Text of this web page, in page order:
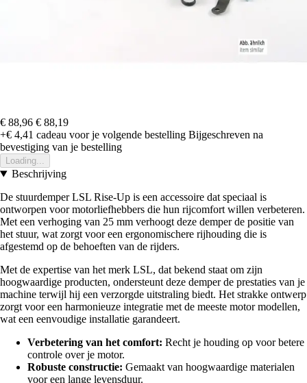
€ 88,96 € 88,19
+€ 4,41 cadeau voor je volgende bestelling Bijgeschreven na
bevestiging van je bestelling
Loading...
Beschrijving
De stuurdemper LSL Rise-Up is een accessoire dat speciaal is
ontworpen voor motorliefhebbers die hun rijcomfort willen verbeteren.
Met een verhoging van 25 mm verhoogt deze demper de positie van
het stuur, wat zorgt voor een ergonomischere rijhouding die is
afgestemd op de behoeften van de rijders.
Met de expertise van het merk LSL, dat bekend staat om zijn
hoogwaardige producten, ondersteunt deze demper de prestaties van je
machine terwijl hij een verzorgde uitstraling biedt. Het strakke ontwerp
zorgt voor een harmonieuze integratie met de meeste motor modellen,
wat een eenvoudige installatie garandeert.
Verbetering van het comfort: Recht je houding op voor betere
controle over je motor.
Robuste constructie: Gemaakt van hoogwaardige materialen
voor een lange levensduur.